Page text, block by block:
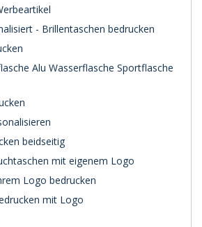
- Brillentaschen bedrucken
Alu Wasserflasche Sportflasche
beidseitig
mit eigenem Logo
Logo bedrucken
mit Logo